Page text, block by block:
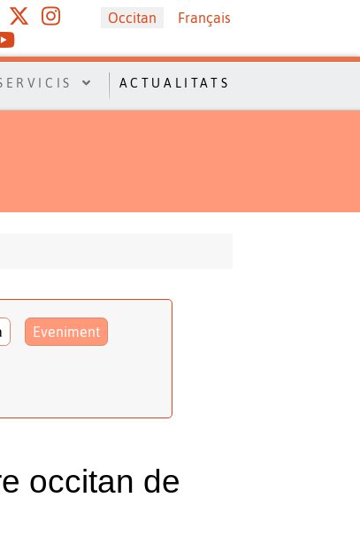
Sélectionnez votre langue
Occitan Français
ACTUALITATS
Eveniment
occitan de